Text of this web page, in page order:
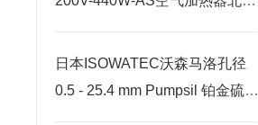
日本ISOWATEC沃森马洛孔径
0.5 - 25.4 mm Pumpsil 铂金硫化